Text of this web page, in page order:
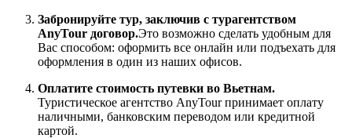
Забронируйте тур, заключив с турагентством
AnyTour договор.Это возможно сделать удобным для
Вас способом: оформить все онлайн или подъехать для
оформления в один из наших офисов.
Оплатите стоимость путевки во Вьетнам.
Туристическое агентство AnyTour принимает оплату
наличными, банковским переводом или кредитной
картой.